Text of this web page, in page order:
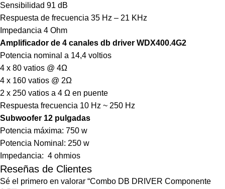
Sensibilidad 91 dB
Respuesta de frecuencia 35 Hz – 21 KHz
Impedancia 4 Ohm
Amplificador de 4 canales db driver WDX400.4G2
Potencia nominal a 14,4 voltios
4 x 80 vatios @ 4Ω
4 x 160 vatios @ 2Ω
2 x 250 vatios a 4 Ω en puente
Respuesta frecuencia 10 Hz ~ 250 Hz
Subwoofer 12 pulgadas
Potencia máxima: 750 w
Potencia Nominal: 250 w
Impedancia: 4 ohmios
Reseñas de Clientes
Sé el primero en valorar “Combo DB DRIVER Componente